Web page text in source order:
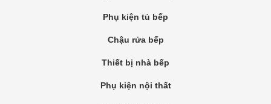
Phụ kiện tủ bếp
Chậu rửa bếp
Thiết bị nhà bếp
Phụ kiện nội thất